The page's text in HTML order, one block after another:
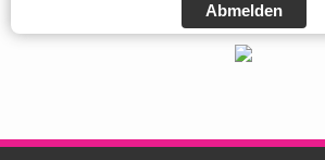
Abmelden